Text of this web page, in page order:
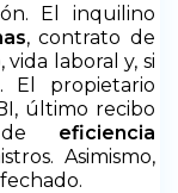
El inquilino
, contrato de
laboral y, si
El propietario
último recibo
de eficiencia
Asimismo,